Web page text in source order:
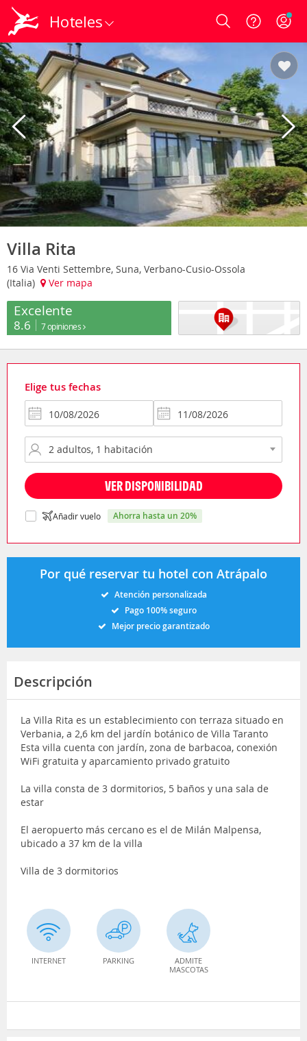
Hoteles Login
Villa Rita
16 Via Venti Settembre, Suna, Verbano-Cusio-Ossola
(Italia)
Ver mapa
Excelente
8.6 7 opiniones
Elige tus fechas
VER DISPONIBILIDAD
Añadir vuelo ahorra hasta un 20%
Por qué reservar tu hotel con Atrápalo
Atención personalizada
Pago 100% seguro
Mejor precio garantizado
Descripción
La Villa Rita es un establecimiento con terraza situado en
Verbania, a 2,6 km del jardín botánico de Villa Taranto
Esta villa cuenta con jardín, zona de barbacoa, conexión
WiFi gratuita y aparcamiento privado gratuito
La villa consta de 3 dormitorios, 5 baños y una sala de
estar
El aeropuerto más cercano es el de Milán Malpensa,
ubicado a 37 km de la villa
Villa de 3 dormitorios
INTERNET PARKING
ADMITE
MASCOTAS